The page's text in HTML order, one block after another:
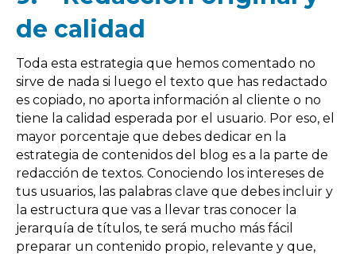
de calidad
Toda esta estrategia que hemos comentado no
sirve de nada si luego el texto que has redactado
es copiado, no aporta información al cliente o no
tiene la calidad esperada por el usuario. Por eso, el
mayor porcentaje que debes dedicar en la
estrategia de contenidos del blog es a la parte de
redacción de textos. Conociendo los intereses de
tus usuarios, las palabras clave que debes incluir y
la estructura que vas a llevar tras conocer la
jerarquía de títulos, te será mucho más fácil
preparar un contenido propio, relevante y que,